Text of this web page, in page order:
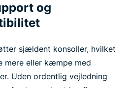
og
sjældent konsoller, hvilket
mere eller kæmpe med
Uden ordentlig vejledning